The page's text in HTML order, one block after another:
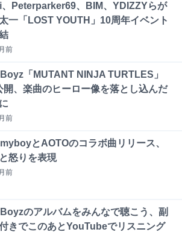
Peterparker69、BIM、YDIZZYらが
一「LOST YOUTH」10周年イベント
前
「MUTANT NINJA TURTLES」
開、楽曲のヒーロー像を落とし込んだ
前
とAOTOのコラボ曲リリース、
怒りを表現
前
のアルバムをみんなで聴こう、副
きでこのあとYouTubeでリスニング